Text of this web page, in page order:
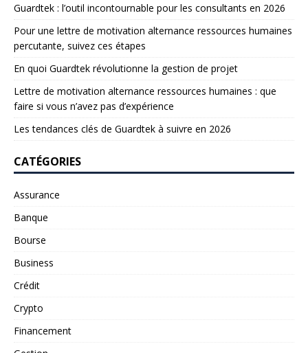
Guardtek : l’outil incontournable pour les consultants en 2026
Pour une lettre de motivation alternance ressources humaines
percutante, suivez ces étapes
En quoi Guardtek révolutionne la gestion de projet
Lettre de motivation alternance ressources humaines : que
faire si vous n’avez pas d’expérience
Les tendances clés de Guardtek à suivre en 2026
CATÉGORIES
Assurance
Banque
Bourse
Business
Crédit
Crypto
Financement